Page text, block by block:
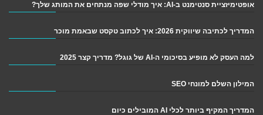
אופטימיזציית סנטימנט ב-AI: איך מודלי שפה מנתחים את המותג שלך?
המדריך לכתיבה שיווקית 2026: איך לכתוב טקסט שבאמת מוכר
למה העסק לא מופיע בסיכומי ה-AI של גוגל? מדריך קצר 2025
המילון השלם למונחי SEO
המדריך המקיף ביותר לכלי AI המובילים כיום